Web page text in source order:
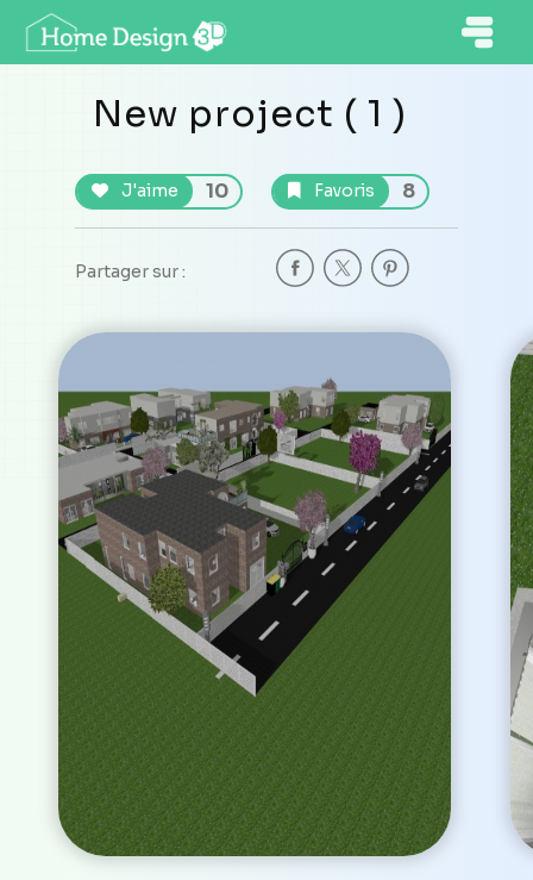
New project ( 1 )
J'aime 10 Favoris 8
Partager sur :